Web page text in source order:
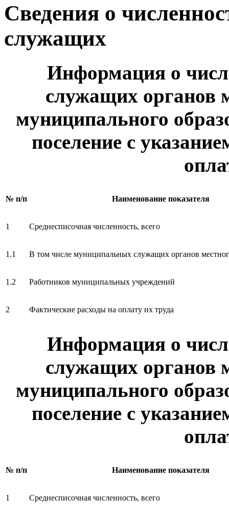
Сведения о
служащих
Информация о
служащих органов
муниципального
поселение с
№ п/п Наименование показателя
1 Среднесписочная численность, всего
1.1 В том числе муниципальных служащих органов
1.2 Работников муниципальных учреждений
2 Фактические расходы на оплату их труда
Информация о
служащих органов
муниципального
поселение с
№ п/п Наименование показателя
1 Среднесписочная численность, всего